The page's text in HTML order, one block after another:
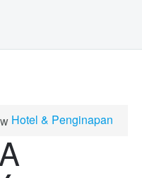
Hotel & Penginapan